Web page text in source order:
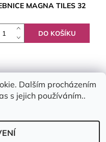
MAGNA TILES 32
Dalším procházením
s jejich používáním..